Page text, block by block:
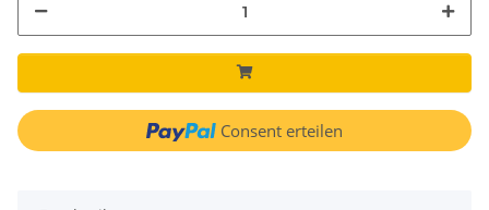
Consent erteilen